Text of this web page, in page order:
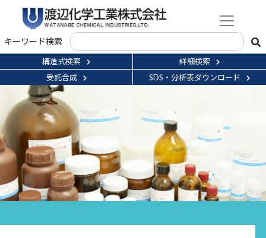
キーワード検索
構造式検索
詳細検索
受託合成
SDS・分析表ダウンロード